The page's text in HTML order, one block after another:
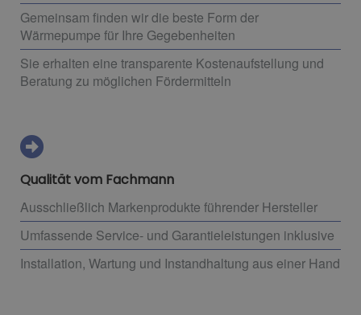
Gemeinsam finden wir die beste Form der
Wärmepumpe für Ihre Gegebenheiten
Sie erhalten eine transparente Kostenaufstellung und
Beratung zu möglichen Fördermitteln
Qualität vom Fachmann
Ausschließlich Markenprodukte führender Hersteller
Umfassende Service- und Garantieleistungen inklusive
Installation, Wartung und Instandhaltung aus einer Hand